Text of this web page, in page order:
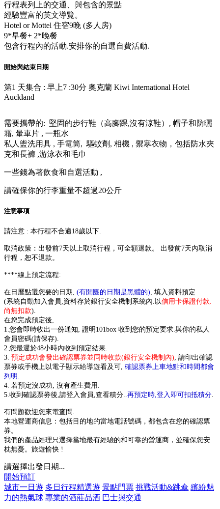
行程表列上的交通、與包含的景點
經驗豐富的英文導覽。
Hotel or Mottel 住宿9晚 (多人房)
9*早餐+ 2*晚餐
包含行程內的活動.安排你的自選自費活動.
開始與結束日期
第1 天集合 : 早上7 :30分 奧克蘭 Kiwi International Hotel
Auckland
需要攜帶的: 堅固的步行鞋（高腳踝,沒有涼鞋）, 帽子和防曬
霜, 暈車片 , 一瓶水
私人盥洗用具 , 手電筒, 驅蚊劑, 相機 , 禦寒衣物，包括防水夾
克和長褲 ,游泳衣和毛巾
一些錢為著飲食和自選活動 ,
請確保你的行李重量不超過20公斤
注意事項
請注意 : 本行程不合適18歲以下.
取消政策：出發前7天以上取消行程，可全額退款。 出發前7天內取消
行程，恕不退款。
****線上預定流程:
在日曆點選您要的日期, (有開團的日期是黑體的), 填入資料預定
(系統自動加入會員,資料存於銀行安全機制系統內.以信用卡保證付款.
尚無扣款).
在您完成預定後,
1.您會即時收出一份通知, 證明101box 收到您的預定要求.與你的私人
會員密碼(請保存).
2.您最遲於48小時內收到預定結果.
3. 預定成功會發出確認票券並同時收款(銀行安全機制內), 請印出確認
票券或手機上以電子顯示給導遊看及可, 確認票券上車地點和時間都會
列明.
4. 若預定沒成功, 沒有產生費用.
5.收到確認票劵後,請登入會員,查看積分..再預定時,登入即可扣抵積分.
有問題歡迎您來電查問.
本地營運商信息：包括目的地的當地電話號碼，都包含在您的確認票
券。
我們的產品經理只選擇當地最有經驗的和可靠的營運商，並確保您安
枕無憂。旅遊愉快 !
請選擇出發日期...
開始預訂
城市一日遊 多日行程精選遊 景點門票 挑戰活動&跳傘 繽紛魅
力的熱氣球 專業的酒莊品酒 巴士與交通